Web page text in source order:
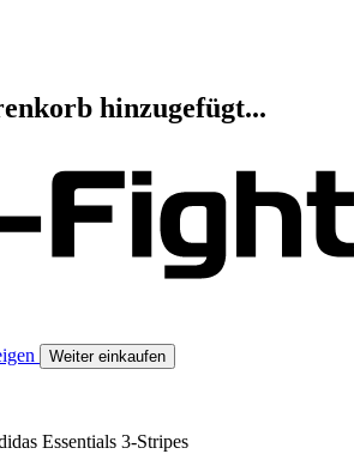
hinzugefügt...
Weiter einkaufen
Essentials 3-Stripes